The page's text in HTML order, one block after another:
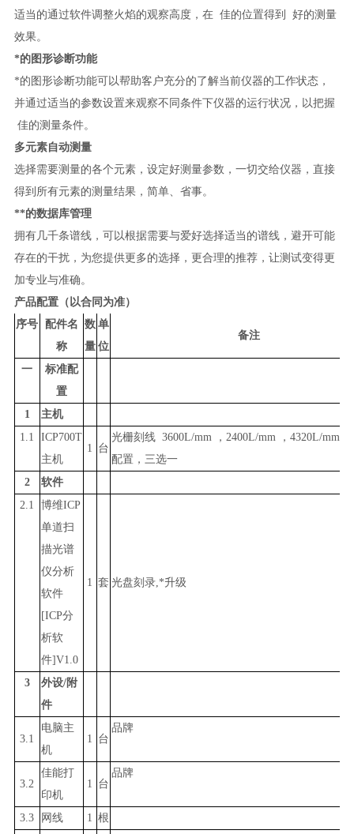
适当的通过软件调整火焰的观察高度，在 佳的位置得到
好的测量
效果。
*的图形诊断功能
*的图形诊断功能可以帮助客户充分的了解当前仪器的工作状态，
并通过适当的参数设置来观察不同条件下仪器的运行状况，以把握
佳的测量条件。
多元素自动测量
选择需要测量的各个元素，设定好测量参数，一切交给仪器，直接
得到所有元素的测量结果，简单、省事。
**的数据库管理
拥有几千条谱线，可以根据需要与爱好选择适当的谱线，避开可能
存在的干扰，为您提供更多的选择，更合理的推荐，让测试变得更
加专业与准确。
产品配置（以合同为准）
序号
配件名
称
数
量
单
位
备注
一
标准配
置
1
主机
1.1
ICP700T
主机
1 台
光栅刻线 3600L/mm ，2400L/mm ，4320L/mm三
配置，三选一
2
软件
2.1
博维ICP
单道扫
描光谱
仪分析
软件
[ICP分
析软
件]V1.0
1 套 光盘刻录,*升级
3 外设/附
件
3.1
电脑主
机
1 台
品牌
3.2
佳能打
印机
1 台
品牌
3.3 网线 1 根